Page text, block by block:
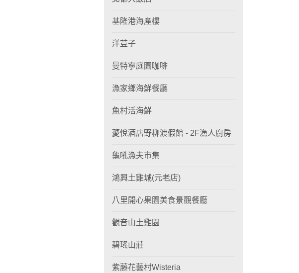
基隆港海產樓
洋荳子
曼特寧庭園咖啡
漁家鄉海鮮餐廳
魚村活海鮮
薆悅酒店野柳渡假館 - 2F漁人廚房
龜吼漁夫市集
鴻興土雞城(元老店)
八里開心果園美食景觀餐廳
觀音山土雞園
碧瑤山莊
紫藤花藝村Wisteria